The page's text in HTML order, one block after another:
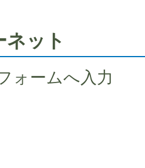
ネット
ォームへ入力​